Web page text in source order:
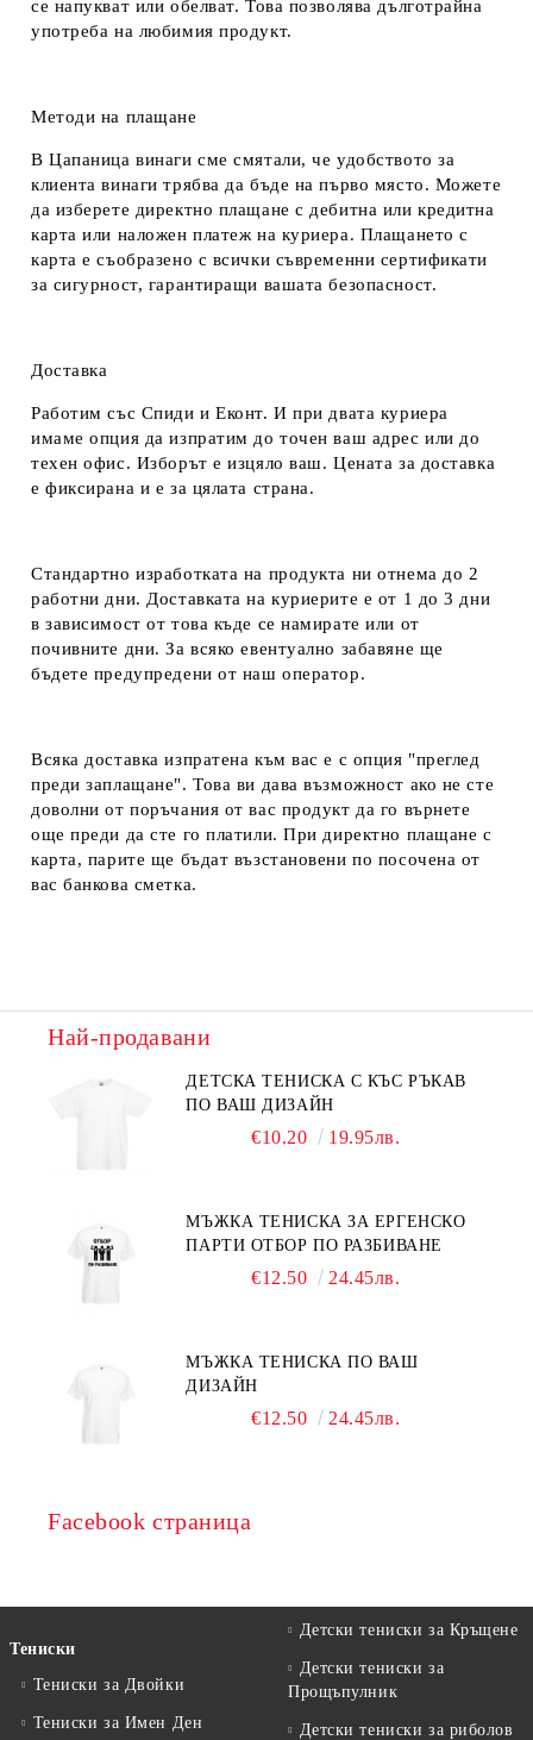
се напукват или обелват. Това позволява дълготрайна
употреба на любимия продукт.
Методи на плащане
В Цапаница винаги сме смятали, че удобството за
клиента винаги трябва да бъде на първо място. Можете
да изберете директно плащане с дебитна или кредитна
карта или наложен платеж на куриера. Плащането с
карта е съобразено с всички съвременни сертификати
за сигурност, гарантиращи вашата безопасност.
Доставка
Работим със Спиди и Еконт. И при двата куриера
имаме опция да изпратим до точен ваш адрес или до
техен офис. Изборът е изцяло ваш. Цената за доставка
е фиксирана и е за цялата страна.
Стандартно изработката на продукта ни отнема до 2
работни дни. Доставката на куриерите е от 1 до 3 дни
в зависимост от това къде се намирате или от
почивните дни. За всяко евентуално забавяне ще
бъдете предупредени от наш оператор.
Всяка доставка изпратена към вас е с опция "преглед
преди заплащане". Това ви дава възможност ако не сте
доволни от поръчания от вас продукт да го върнете
още преди да сте го платили. При директно плащане с
карта, парите ще бъдат възстановени по посочена от
вас банкова сметка.
Най-продавани
ДЕТСКА ТЕНИСКА С КЪС РЪКАВ
ПО ВАШ ДИЗАЙН
€10.20 19.95лв.
МЪЖКА ТЕНИСКА ЗА ЕРГЕНСКО
ПАРТИ ОТБОР ПО РАЗБИВАНЕ
€12.50 24.45лв.
МЪЖКА ТЕНИСКА ПО ВАШ
ДИЗАЙН
€12.50 24.45лв.
Facebook страница
Тениски
Тениски за Двойки
Тениски за Имен Ден
Детски тениски за Кръщене
Детски тениски за
Прощъпулник
Детски тениски за риболов